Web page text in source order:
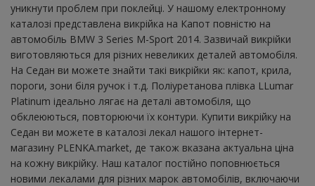
уникнути проблем при поклейці. У нашому електронному
каталозі представлена ​​викрійка на Капот повністю на
автомобіль BMW 3 Series M-Sport 2014. Зазвичай викрійки
виготовляються для різних невеликих деталей автомобіля.
На Седан ви можете знайти такі викрійки як: капот, крила,
пороги, зони біля ручок і т.д. Поліуретанова плівка LLumar
Platinum ідеально лягає на деталі автомобіля, що
обклеюються, повторюючи їх контури. Купити викрійку на
Седан ви можете в каталозі лекал нашого інтернет-
магазину PLENKA.market, де також вказана актуальна ціна
на кожну викрійку. Наш каталог постійно поповнюється
новими лекалами для різних марок автомобілів, включаючи